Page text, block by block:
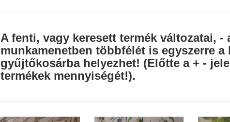
A fenti, vagy keresett termék változatai,
munkamenetben többfélét is egyszerre
gyűjtőkosárba helyezhet! (Előtte a + -
termékek mennyiségét!).